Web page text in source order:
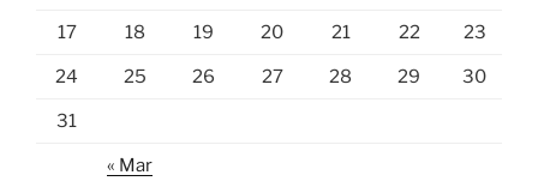
17 18 19 20 21 22 23
24 25 26 27 28 29 30
31
« Mar